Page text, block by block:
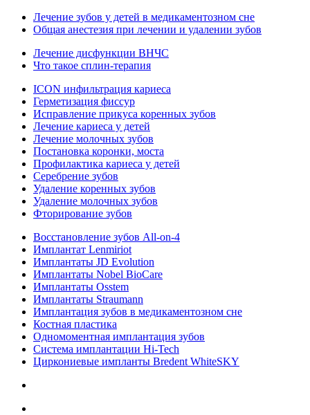
Лечение зубов у детей в медикаментозном сне
Общая анестезия при лечении и удалении зубов
Лечение дисфункции ВНЧС
Что такое сплин-терапия
ICON инфильтрация кариеса
Герметизация фиссур
Исправление прикуса коренных зубов
Лечение кариеса у детей
Лечение молочных зубов
Постановка коронки, моста
Профилактика кариеса у детей
Серебрение зубов
Удаление коренных зубов
Удаление молочных зубов
Фторирование зубов
Восстановление зубов All‑on‑4
Имплантат Lenmiriot
Имплантаты JD Evolution
Имплантаты Nobel BioСare
Имплантаты Osstem
Имплантаты Straumann
Имплантация зубов в медикаментозном сне
Костная пластика
Одномоментная имплантация зубов
Система имплантации Hi-Tech
Циркониевые импланты Bredent WhiteSKY